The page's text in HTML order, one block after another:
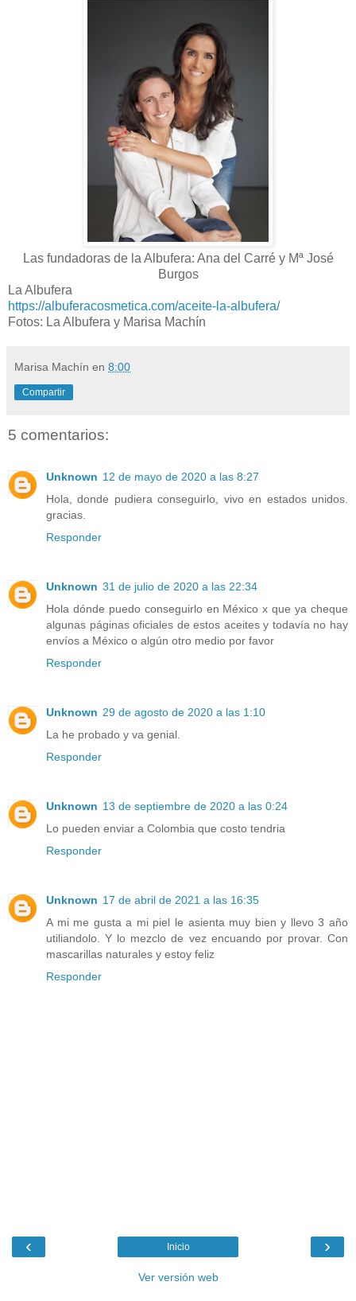
Las fundadoras de la Albufera: Ana del Carré y Mª José
Burgos
La Albufera
https://albuferacosmetica.com/aceite-la-albufera/
Fotos: La Albufera y Marisa Machín
Marisa Machín en 8:00
Compartir
5 comentarios:
Unknown 12 de mayo de 2020 a las 8:27
Hola, donde pudiera conseguirlo, vivo en estados unidos.
gracias.
Responder
Unknown 31 de julio de 2020 a las 22:34
Hola dónde puedo conseguirlo en México x que ya cheque
algunas páginas oficiales de estos aceites y todavía no hay
envíos a México o algún otro medio por favor
Responder
Unknown 29 de agosto de 2020 a las 1:10
La he probado y va genial.
Responder
Unknown 13 de septiembre de 2020 a las 0:24
Lo pueden enviar a Colombia que costo tendria
Responder
Unknown 17 de abril de 2021 a las 16:35
A mi me gusta a mi piel le asienta muy bien y llevo 3 año
utiliandolo. Y lo mezclo de vez encuando por provar. Con
mascarillas naturales y estoy feliz
Responder
‹ ›
Inicio
Ver versión web